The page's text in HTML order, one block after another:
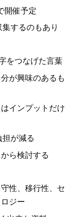
開催予定
するのもあり
をつなげた言葉
が興味のあるも
インプットだけ
が減る
ら検討する
性、移行性、セ
ジー